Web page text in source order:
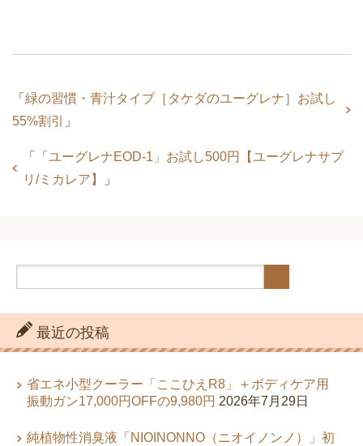
「 緑の習慣・青汁タイプ［タケダのユーグレナ］お試し
55%割引
」
「
「ユーグレナEOD-1」お試し500円【ユーグレナサプ
リ/ミカレア】
」
最近の投稿
省エネ小型クーラー「ここひえR8」＋ボディケア用
振動ガン17,000円OFFの9,980円 2026年7月29日
純植物性消臭液「NIOINONNO（ニオイノンノ）」初